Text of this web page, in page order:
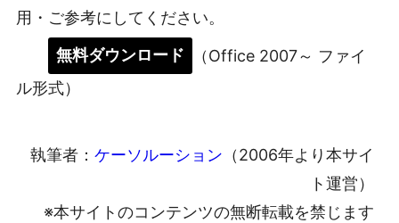
用・ご参考にしてください。
無料ダウンロード
（Office 2007～ ファイ
ル形式）
執筆者： ケーソルーション （2006年より本サイ
ト運営）
※本サイトのコンテンツの無断転載を禁じます